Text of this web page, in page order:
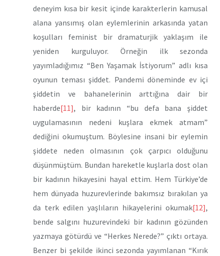
deneyim kısa bir kesit içinde karakterlerin kamusal
alana yansımış olan eylemlerinin arkasında yatan
koşulları feminist bir dramaturjik yaklaşım ile
yeniden kurguluyor. Örneğin ilk sezonda
yayımladığımız “Ben Yaşamak İstiyorum” adlı kısa
oyunun teması şiddet. Pandemi döneminde ev içi
şiddetin ve bahanelerinin arttığına dair bir
haberde[11], bir kadının “bu defa bana şiddet
uygulamasının nedeni kuşlara ekmek atmam”
dediğini okumuştum. Böylesine insani bir eylemin
şiddete neden olmasının çok çarpıcı olduğunu
düşünmüştüm. Bundan hareketle kuşlarla dost olan
bir kadının hikayesini hayal ettim. Hem Türkiye’de
hem dünyada huzurevlerinde bakımsız bırakılan ya
da terk edilen yaşlıların hikayelerini okumak[12],
bende salgını huzurevindeki bir kadının gözünden
yazmaya götürdü ve “Herkes Nerede?” çıktı ortaya.
Benzer bi şekilde ikinci sezonda yayımlanan “Kırık